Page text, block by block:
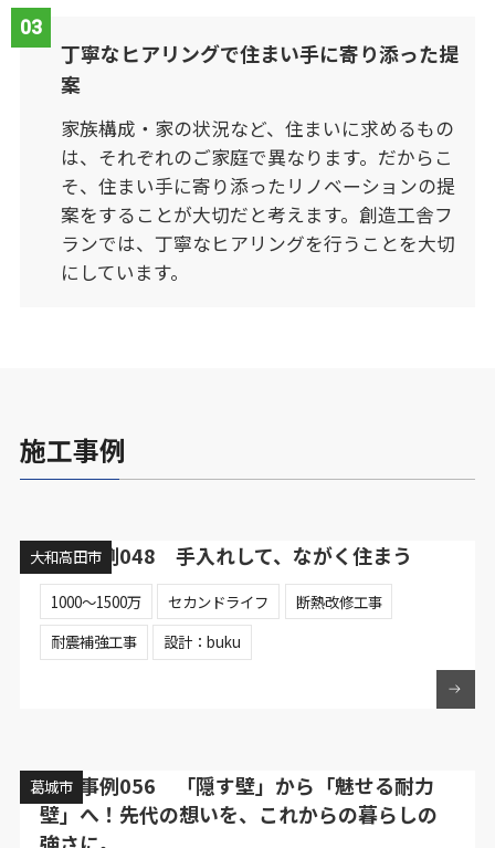
丁寧なヒアリングで住まい手に寄り添った提
案
家族構成・家の状況など、住まいに求めるもの
は、それぞれのご家庭で異なります。だからこ
そ、住まい手に寄り添ったリノベーションの提
案をすることが大切だと考えます。創造工舎フ
ランでは、丁寧なヒアリングを行うことを大切
にしています。
施工事例
大和高田市
施工事例048 手入れして、ながく住まう
1000～1500万 セカンドライフ
断熱改修工事
耐震補強工事
設計：buku
葛城市
施工事例056 「隠す壁」から「魅せる耐力
壁」へ！先代の想いを、これからの暮らしの
強さに。